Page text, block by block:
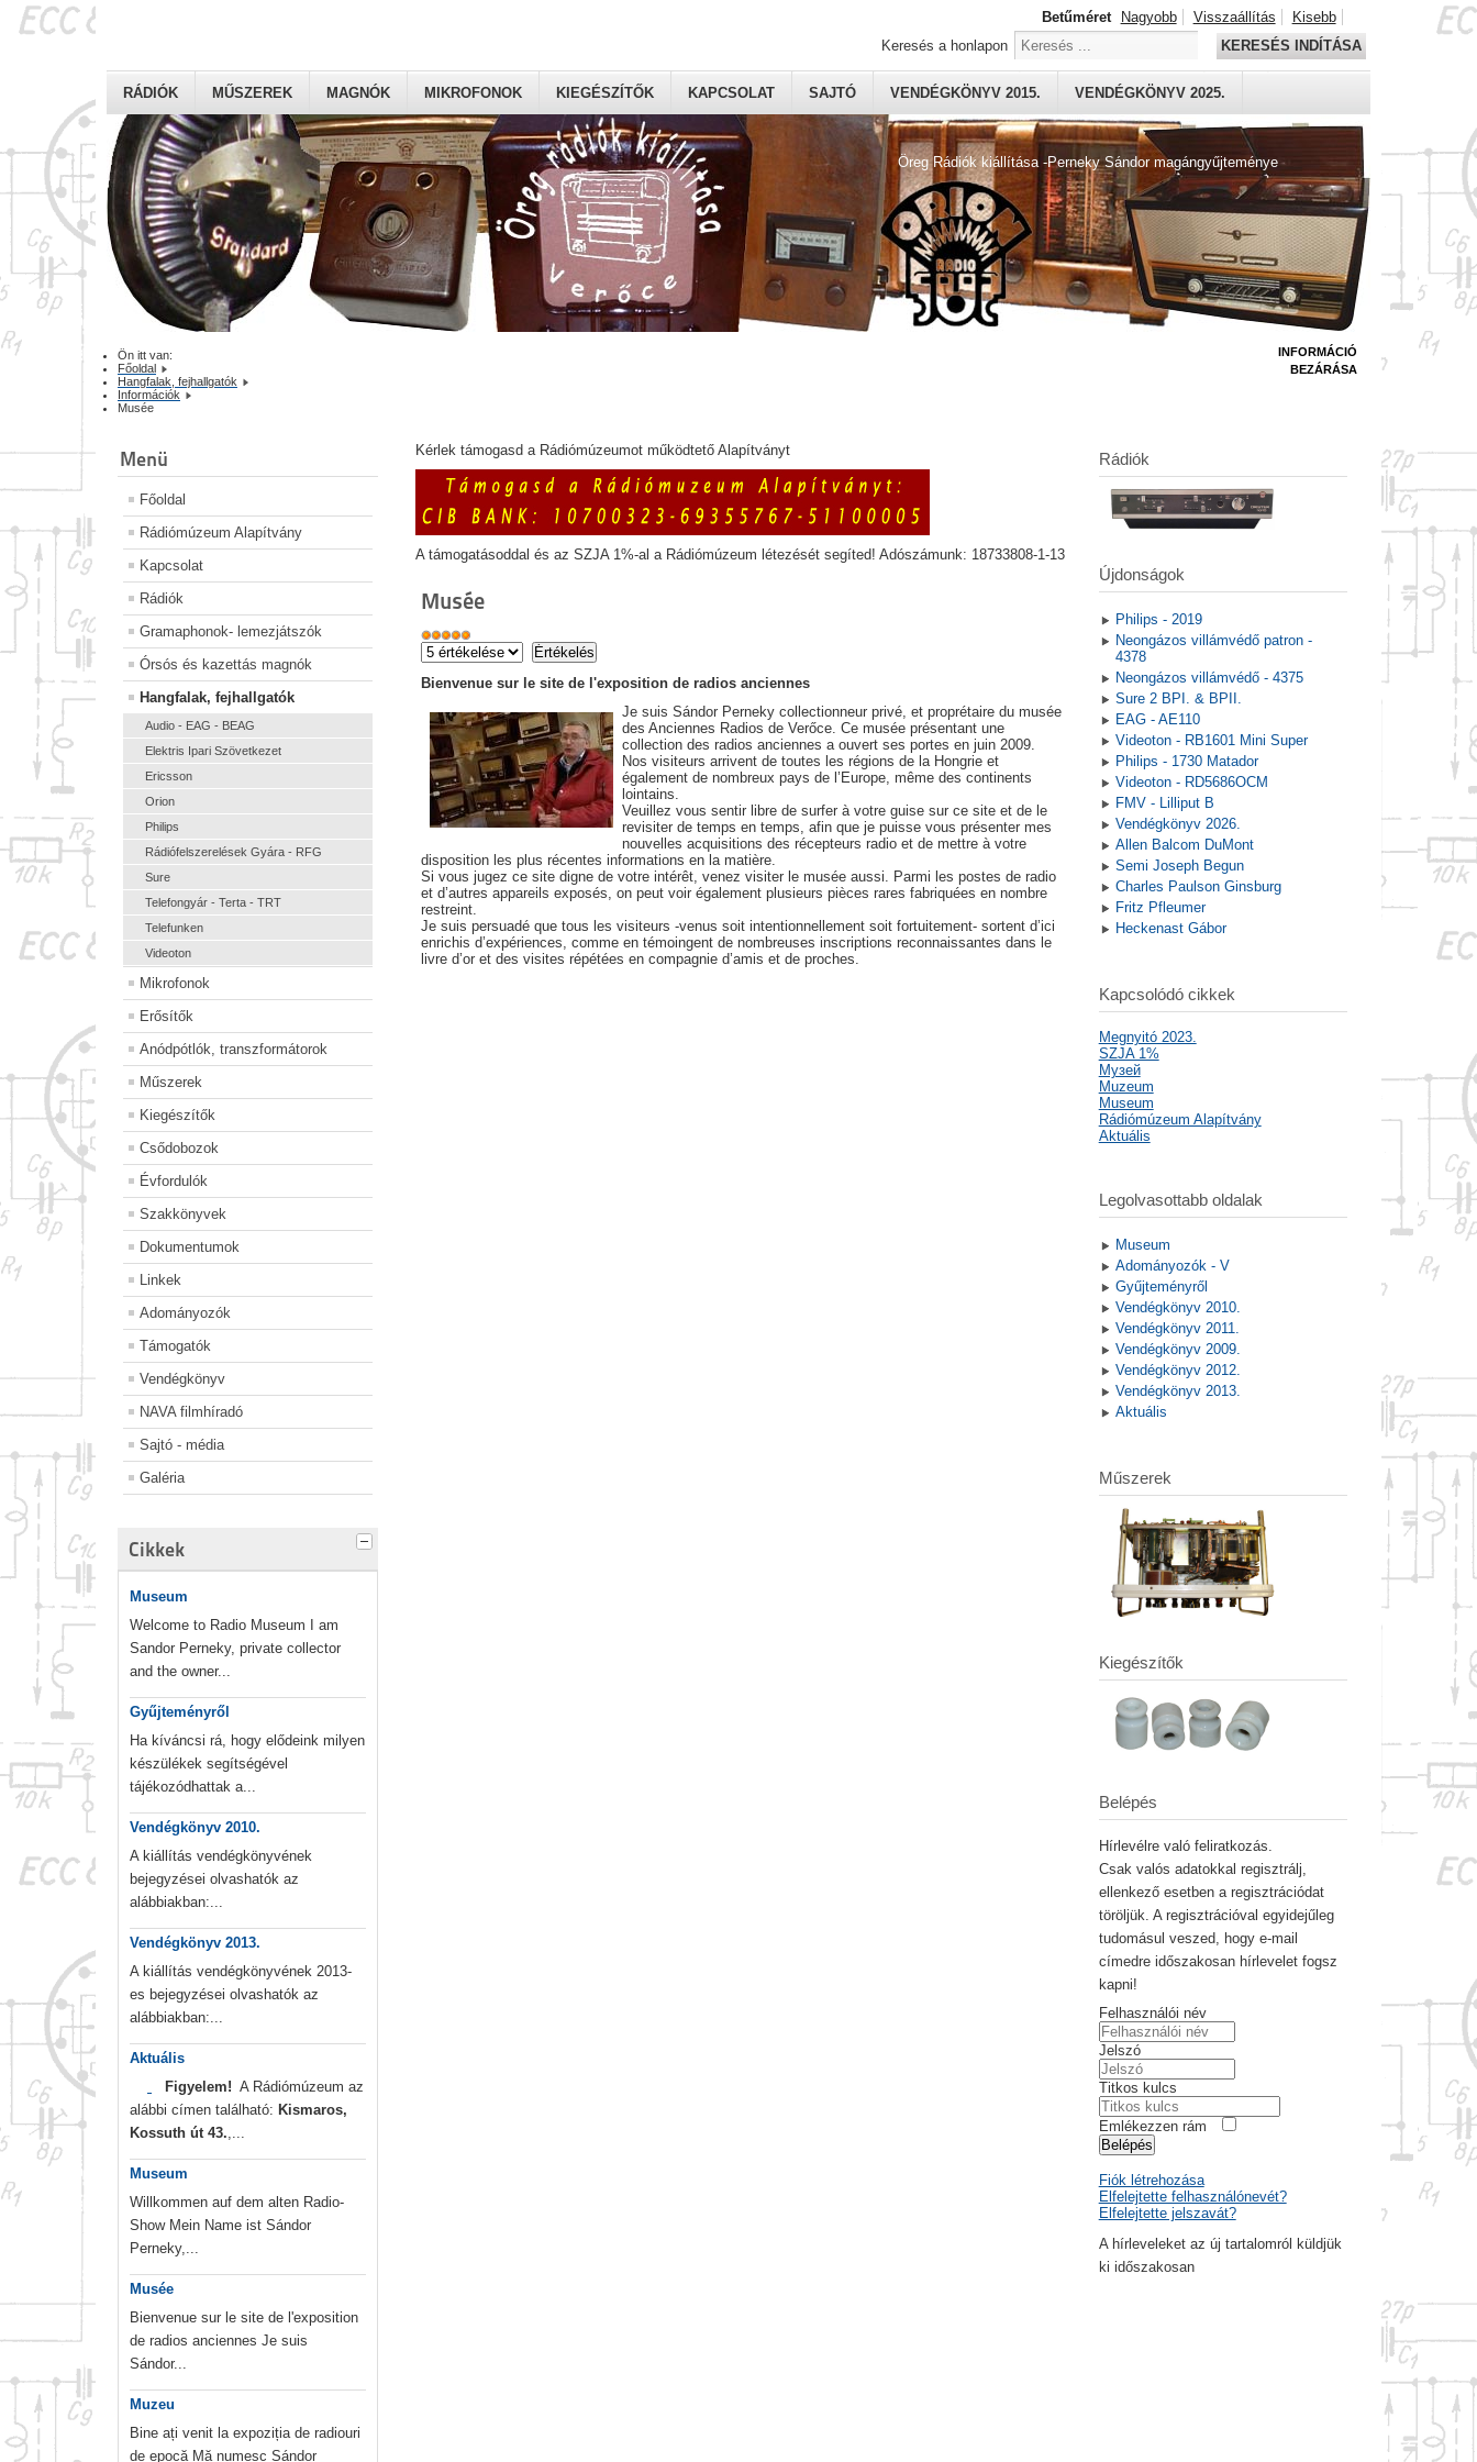
Öreg Rádiók kiállítása -Perneky Sándor magángyűjteménye
RÁDIÓK MŰSZEREK MAGNÓK MIKROFONOK KIEGÉSZÍTŐK KAPCSOLAT SAJTÓ VENDÉGKÖNYV 2015. VENDÉGKÖNYV 2025.
Betűméret Nagyobb Visszaállítás
Kisebb
Keresés a honlapon
KERESÉS INDÍTÁSA
Ön itt van:
Főoldal
Hangfalak, fejhallgatók
Információk
Musée
Menü
Főoldal
Rádiómúzeum Alapítvány
Kapcsolat
Rádiók
Gramaphonok- lemezjátszók
Órsós és kazettás magnók
Hangfalak, fejhallgatók
Audio - EAG - BEAG
Elektris Ipari Szövetkezet
Ericsson
Orion
Philips
Rádiófelszerelések Gyára - RFG
Sure
Telefongyár - Terta - TRT
Telefunken
Videoton
Mikrofonok
Erősítők
Anódpótlók, transzformátorok
Műszerek
Kiegészítők
Csődobozok
Évfordulók
Szakkönyvek
Dokumentumok
Linkek
Adományozók
Támogatók
Vendégkönyv
NAVA filmhíradó
Sajtó - média
Galéria
Cikkek
Museum
Welcome to Radio Museum I am
Sandor Perneky, private collector
and the owner...
Gyűjteményről
Ha kíváncsi rá, hogy elődeink milyen
készülékek segítségével
tájékozódhattak a...
Vendégkönyv 2010.
A kiállítás vendégkönyvének
bejegyzései olvashatók az
alábbiakban:...
Vendégkönyv 2013.
A kiállítás vendégkönyvének 2013-
es bejegyzései olvashatók az
alábbiakban:...
Aktuális
Figyelem! A Rádiómúzeum az
alábbi címen található: Kismaros,
Kossuth út 43.,...
Museum
Willkommen auf dem alten Radio-
Show Mein Name ist Sándor
Perneky,...
Musée
Bienvenue sur le site de l'exposition
de radios anciennes Je suis
Sándor...
Muzeu
Bine ați venit la expoziția de radiouri
de epocă Mă numesc Sándor
Kérlek támogasd a Rádiómúzeumot működtető Alapítványt
A támogatásoddal és az SZJA 1%-al a Rádiómúzeum létezését segíted! Adószámunk: 18733808-1-13
Musée
Bienvenue sur le site de l'exposition de radios anciennes
Je suis Sándor Perneky collectionneur privé, et proprétaire du musée
des Anciennes Radios de Verőce. Ce musée présentant une
collection des radios anciennes a ouvert ses portes en juin 2009.
Nos visiteurs arrivent de toutes les régions de la Hongrie et
également de nombreux pays de l’Europe, même des continents
lointains.
Veuillez vous sentir libre de surfer à votre guise sur ce site et de le
revisiter de temps en temps, afin que je puisse vous présenter mes
nouvelles acquisitions des récepteurs radio et de mettre à votre
disposition les plus récentes informations en la matière.
Si vous jugez ce site digne de votre intérêt, venez visiter le musée aussi. Parmi les postes de radio
et d’autres appareils exposés, on peut voir également plusieurs pièces rares fabriquées en nombre
restreint.
Je suis persuadé que tous les visiteurs -venus soit intentionnellement soit fortuitement- sortent d’ici
enrichis d’expériences, comme en témoingent de nombreuses inscriptions reconnaissantes dans le
livre d’or et des visites répétées en compagnie d’amis et de proches.
INFORMÁCIÓ
BEZÁRÁSA
Rádiók
Újdonságok
Philips - 2019
Neongázos villámvédő patron -
4378
Neongázos villámvédő - 4375
Sure 2 BPI. & BPII.
EAG - AE110
Videoton - RB1601 Mini Super
Philips - 1730 Matador
Videoton - RD5686OCM
FMV - Lilliput B
Vendégkönyv 2026.
Allen Balcom DuMont
Semi Joseph Begun
Charles Paulson Ginsburg
Fritz Pfleumer
Heckenast Gábor
Kapcsolódó cikkek
Megnyitó 2023.
SZJA 1%
Mузей
Muzeum
Museum
Rádiómúzeum Alapítvány
Aktuális
Legolvasottabb oldalak
Museum
Adományozók - V
Gyűjteményről
Vendégkönyv 2010.
Vendégkönyv 2011.
Vendégkönyv 2009.
Vendégkönyv 2012.
Vendégkönyv 2013.
Aktuális
Műszerek
Kiegészítők
Belépés
Hírlevélre való feliratkozás.
Csak valós adatokkal regisztrálj,
ellenkező esetben a regisztrációdat
töröljük. A regisztrációval egyidejűleg
tudomásul veszed, hogy e-mail
címedre időszakosan hírlevelet fogsz
kapni!
Felhasználói név
Jelszó
Titkos kulcs
Emlékezzen rám
Belépés
Fiók létrehozása
Elfelejtette felhasználónevét?
Elfelejtette jelszavát?
A hírleveleket az új tartalomról küldjük
ki időszakosan